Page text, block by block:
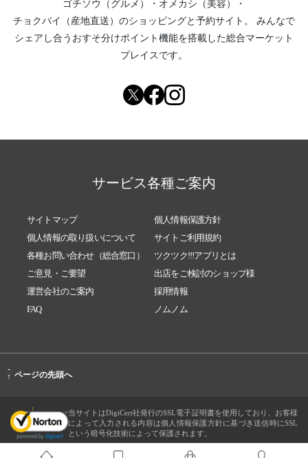
ゴチソウ（グルメ）
・ オメカシ（美容）
・
チョクバイ（産地直送） のショッピングと予約サイト。
みんなで
シェアし合う おすそ分けポイント機能を搭載した総合マーケット
プレイスです。
サービス各種ご案内
サイトマップ
個人情報保護方針
個人情報の取り扱いについて
サイトご利用規約
各種お問い合わせ（総合窓口）
ツクツク!!!アプリとは
ご意見・ご要望
出店をご検討のショップ様
運営会社のご案内
採用情報
FAQ
ノムノム
-
↑ ページの先頭へ
当サイトはDigiCert社発行のSSL電子証明書を使用しており、お客様
によって入力される内容は個人情報保護方針に基づき送信時にSSL
という暗号化技術によって保護されます。